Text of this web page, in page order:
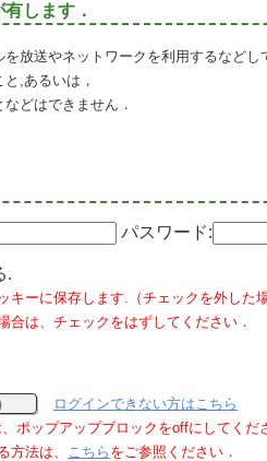
します．
放送やネットワークを利用するなど
,あるいは，
どはできません．
パスワード:
.
キーに保存します.（チェックを外した
合は、チェックをはずしてください．
ログインできない方はこちら
ポップアップブロックをoffにしてくだ
方法は、 こちら をご参照ください．